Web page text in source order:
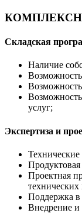
Складская
Наличие
услуг;
Экспертиза и
Проектная
технических
Поддержка в
Внедрение и